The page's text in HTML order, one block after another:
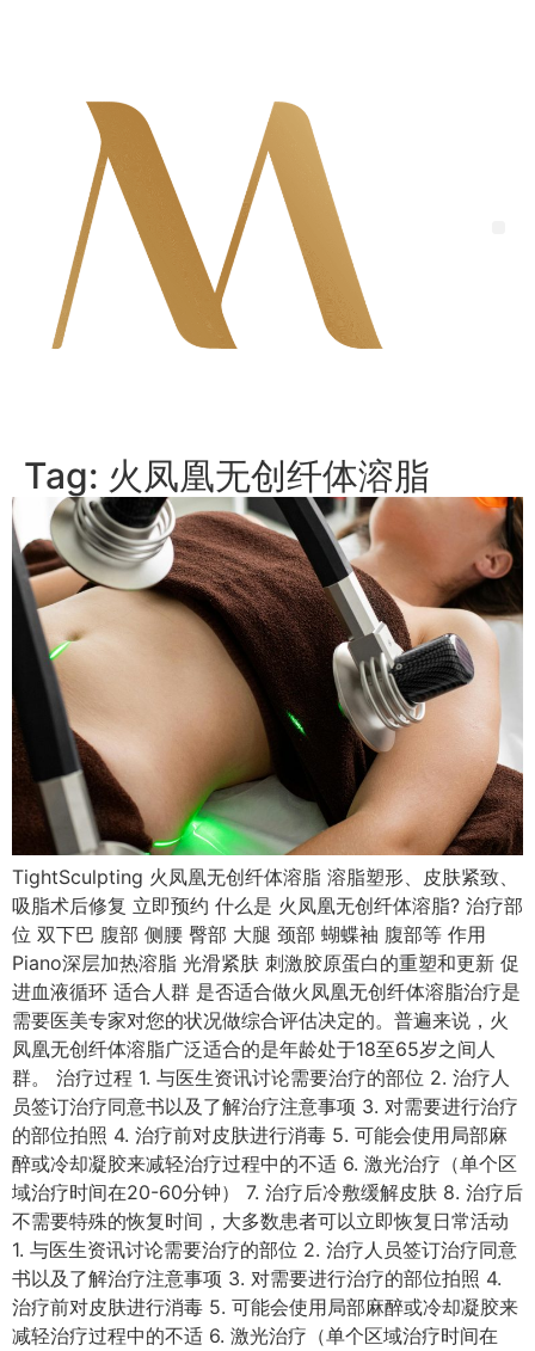
Tag: 火凤凰无创纤体溶脂
TightSculpting 火凤凰无创纤体溶脂 溶脂塑形、皮肤紧致、
吸脂术后修复 立即预约 什么是 火凤凰无创纤体溶脂? 治疗部
位 双下巴 腹部 侧腰 臀部 大腿 颈部 蝴蝶袖 腹部等 作用
Piano深层加热溶脂 光滑紧肤 刺激胶原蛋白的重塑和更新 促
进血液循环 适合人群 是否适合做火凤凰无创纤体溶脂治疗是
需要医美专家对您的状况做综合评估决定的。普遍来说，火
凤凰无创纤体溶脂广泛适合的是年龄处于18至65岁之间人
群。 治疗过程 1. 与医生资讯讨论需要治疗的部位 2. 治疗人
员签订治疗同意书以及了解治疗注意事项 3. 对需要进行治疗
的部位拍照 4. 治疗前对皮肤进行消毒 5. 可能会使用局部麻
醉或冷却凝胶来减轻治疗过程中的不适 6. 激光治疗（单个区
域治疗时间在20-60分钟） 7. 治疗后冷敷缓解皮肤 8. 治疗后
不需要特殊的恢复时间，大多数患者可以立即恢复日常活动
1. 与医生资讯讨论需要治疗的部位 2. 治疗人员签订治疗同意
书以及了解治疗注意事项 3. 对需要进行治疗的部位拍照 4.
治疗前对皮肤进行消毒 5. 可能会使用局部麻醉或冷却凝胶来
减轻治疗过程中的不适 6. 激光治疗（单个区域治疗时间在